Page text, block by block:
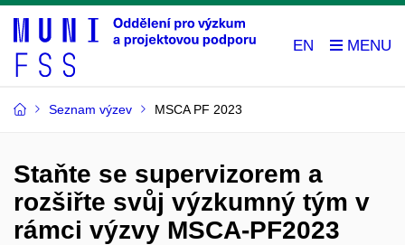
EN
Seznam výzev MSCA PF 2023
Staňte se supervizorem a
rozšiřte svůj výzkumný tým v
rámci výzvy MSCA-PF2023